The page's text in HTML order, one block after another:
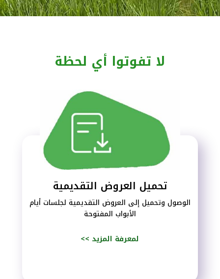
لا تفوتوا أي لحظة
تحميل العروض التقديمية
الوصول وتحميل إلى العروض التقديمية لجلسات أيام
الأبواب المفتوحة
<< لمعرفة المزيد